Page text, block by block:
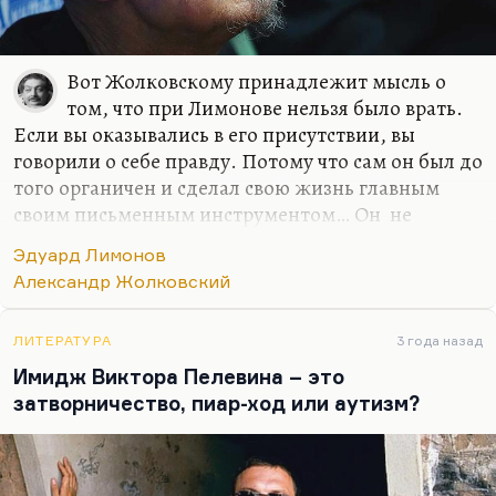
Вот Жолковскому принадлежит мысль о
том, что при Лимонове нельзя было врать.
Если вы оказывались в его присутствии, вы
говорили о себе правду. Потому что сам он был до
того органичен и сделал свою жизнь главным
своим письменным инструментом… Он не
доску, как грифель. Лимонов настолько честен,
что рядом с ним не получается лгать. Поэтому
привлекательно сексуальное (если, конечно, не
тыкать в нос самыми сексуальными, самыми
эротическими рассказами Лимонова. Я-то как раз
думаю, что Лимонов – писатель довольно
целомудренный. Вся физическая сторона любви
Эдуард Лимонов
Александр Жолковский
ЛИТЕРАТУРА 3 года назад
Имидж Виктора Пелевина – это
затворничество, пиар-ход или аутизм?